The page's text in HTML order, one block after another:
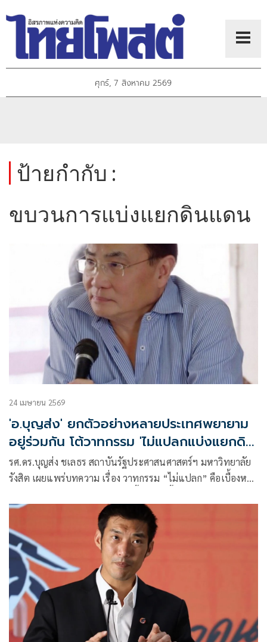
ศุกร์, 7 สิงหาคม 2569
ป้ายกำกับ :
ขบวนการแบ่งแยกดินแดน
24 เมษายน 2569
'อ.บุญส่ง' ยกตัวอย่างหลายประเทศพยายาม
อยู่ร่วมกัน โต้วาทกรรม 'ไม่แปลกแบ่งแยกดิน
แดน'
รศ.ดร.บุญส่ง ชเลธร สถาบันรัฐประศาสนศาสตร์ฯ มหาวิทยาลัย
รังสิต เผยแพร่บทความ เรื่อง วาทกรรม “ไม่แปลก” คือเบื้องหลัง